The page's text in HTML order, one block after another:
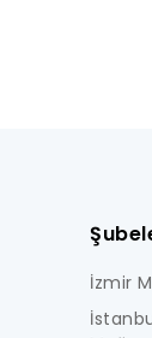
İzmir